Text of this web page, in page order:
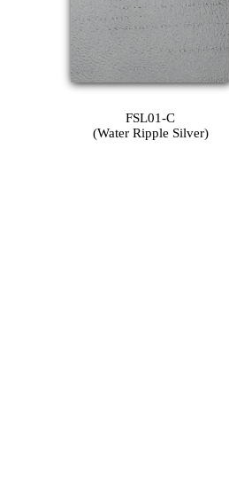
FSL01-C
(Water Ripple Silver)